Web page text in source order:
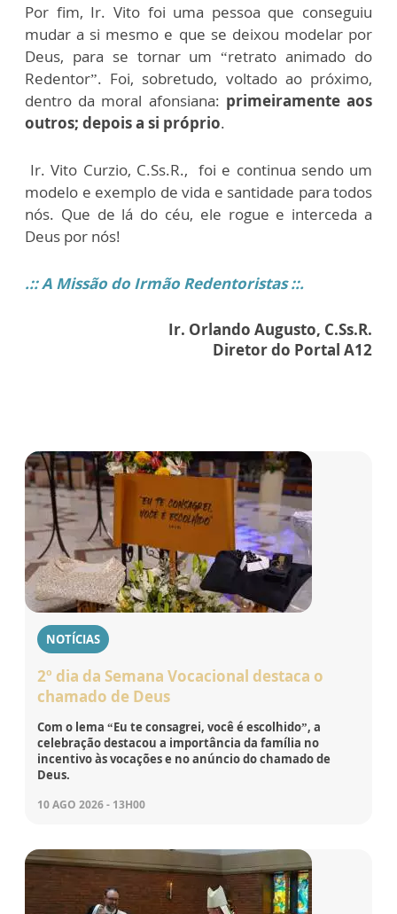
Por fim, Ir. Vito foi uma pessoa que conseguiu
mudar a si mesmo e que se deixou modelar por
Deus, para se tornar um “retrato animado do
Redentor”. Foi, sobretudo, voltado ao próximo,
dentro da moral afonsiana: primeiramente aos
outros; depois a si próprio.
Ir. Vito Curzio, C.Ss.R., foi e continua sendo um
modelo e exemplo de vida e santidade para todos
nós. Que de lá do céu, ele rogue e interceda a
Deus por nós!
.:: A Missão do Irmão Redentoristas ::.
Ir. Orlando Augusto, C.Ss.R.
Diretor do Portal A12
NOTÍCIAS
2º dia da Semana Vocacional destaca o
chamado de Deus
Com o lema “Eu te consagrei, você é escolhido”, a
celebração destacou a importância da família no
incentivo às vocações e no anúncio do chamado de
Deus.
10 AGO 2026 - 13H00